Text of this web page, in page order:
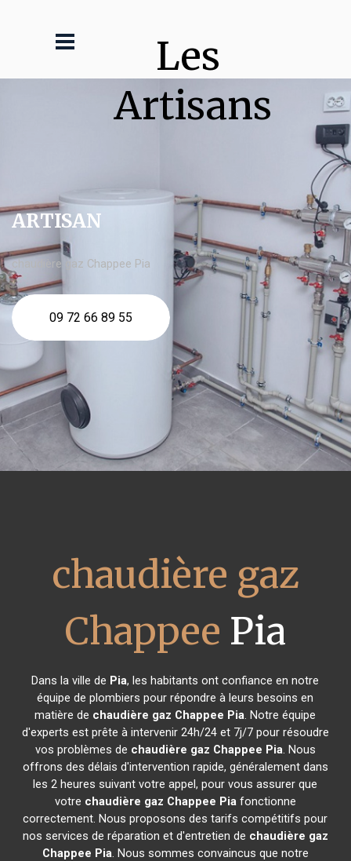
Les
Artisans
ARTISAN
chaudière gaz Chappee Pia
09 72 66 89 55
chaudière gaz
Chappee Pia
Dans la ville de Pia, les habitants ont confiance en notre
équipe de plombiers pour répondre à leurs besoins en
matière de chaudière gaz Chappee Pia. Notre équipe
d'experts est prête à intervenir 24h/24 et 7j/7 pour résoudre
vos problèmes de chaudière gaz Chappee Pia. Nous
offrons des délais d'intervention rapide, généralement dans
les 2 heures suivant votre appel, pour vous assurer que
votre chaudière gaz Chappee Piafonctionne
correctement. Nous proposons des tarifs compétitifs pour
nos services de réparation et d'entretien de chaudière gaz
Chappee Pia. Nous sommes convaincus que notre